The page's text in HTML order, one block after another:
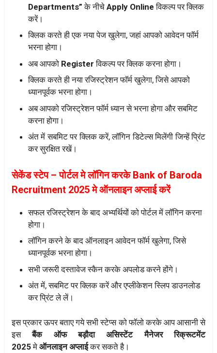
Departments” के नीचे Apply Online विकल्प पर क्लिक
करें।
क्लिक करते ही एक नया पेज खुलेगा, जहां आपको आवेदन फॉर्म
भरना होगा।
अब आपको Register विकल्प पर क्लिक करना होगा।
क्लिक करते ही नया रजिस्ट्रेशन फॉर्म खुलेगा, जिसे आपको
ध्यानपूर्वक भरना होगा।
अब आपको रजिस्ट्रेशन फॉर्म ध्यान से भरना होगा और सबमिट
करना होगा।
अंत में सबमिट पर क्लिक करें, लॉगिन डिटेल्स मिलेंगी जिन्हें प्रिंट
कर सुरक्षित रखें।
सेकेंड स्टेप – पोर्टल मे लॉगिन करके Bank of Baroda
Recruitment 2025 मे ऑनलाइन अप्लाई करें
सफल रजिस्ट्रेशन के बाद अभ्यर्थियों को पोर्टल में लॉगिन करना
होगा।
लॉगिन करने के बाद ऑनलाइन आवेदन फॉर्म खुलेगा, जिसे
ध्यानपूर्वक भरना होगा।
सभी जरूरी दस्तावेज स्कैन करके अपलोड करने होंगे।
अंत में, सबमिट पर क्लिक करें और एप्लीकेशन स्लिप डाउनलोड
कर प्रिंट ले लें।
इस प्रकार ऊपर बताए गये सभी स्टेप्स को फॉलो करके आप आसानी से
इसबैंक ऑफ बड़ौदा असिस्टेंट मैनेजर रिक्रूटमेंट
2025मे ऑनलाइन अप्लाईकर सकते है।